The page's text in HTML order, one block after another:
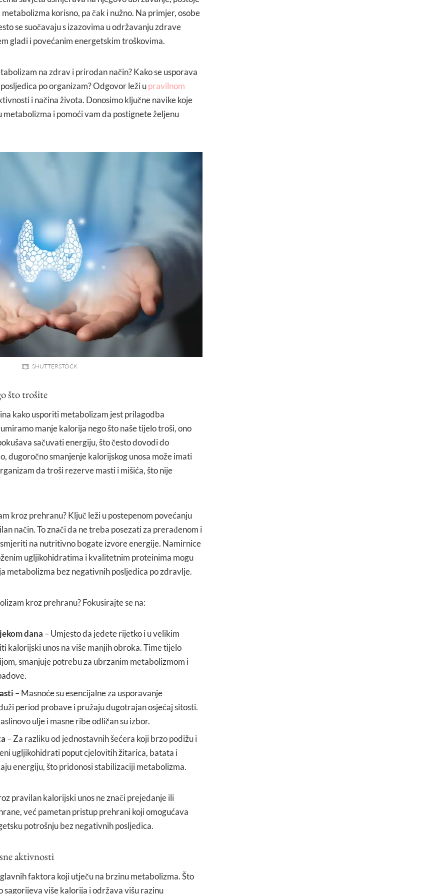
korisno, pa čak i nužno. Na primjer, osobe
se suočavaju s izazovima u održavanju zdrave
gladi i povećanim energetskim troškovima.
na zdrav i prirodan način? Kako se usporava
po organizam? Odgovor leži upravilnom
i načina života. Donosimo ključne navike koje
i pomoći vam da postignete željenu
SHUTTERSTOCK
što trošite
kako usporiti metabolizam jest prilagodba
manje kalorija nego što naše tijelo troši, ono
sačuvati energiju, što često dovodi do
dugoročno smanjenje kalorijskog unosa može imati
da troši rezerve masti i mišića, što nije
kroz prehranu? Ključ leži u postepenom povećanju
način. To znači da ne treba posezati za prerađenom i
na nutritivno bogate izvore energije. Namirnice
ugljikohidratima i kvalitetnim proteinima mogu
metabolizma bez negativnih posljedica po zdravlje.
kroz prehranu? Fokusirajte se na:
dana – Umjesto da jedete rijetko i u velikim
kalorijski unos na više manjih obroka. Time tijelo
smanjuje potrebu za ubrzanim metabolizmom i
– Masnoće su esencijalne za usporavanje
period probave i pružaju dugotrajan osjećaj sitosti.
ulje i masne ribe odličan su izbor.
– Za razliku od jednostavnih šećera koji brzo podižu i
ugljikohidrati poput cjelovitih žitarica, batata i
energiju, što pridonosi stabilizaciji metabolizma.
pravilan kalorijski unos ne znači prejedanje ili
već pametan pristup prehrani koji omogućava
potrošnju bez negativnih posljedica.
aktivnosti
faktora koji utječu na brzinu metabolizma. Što
sagorijeva više kalorija i održava višu razinu